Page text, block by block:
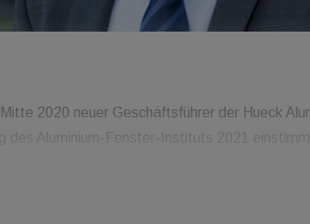
2020 neuer Geschäftsführer der Hueck
des Aluminium-Fenster-Instituts 2021